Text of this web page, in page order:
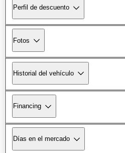
Perfil de descuento
Fotos
Historial del vehículo
Financing
Días en el mercado